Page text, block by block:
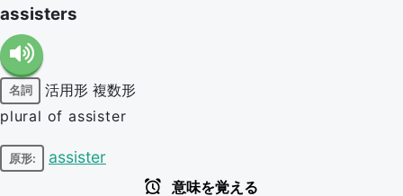
assisters
名詞 活用形 複数形
plural of assister
原形: assister
意味を覚える